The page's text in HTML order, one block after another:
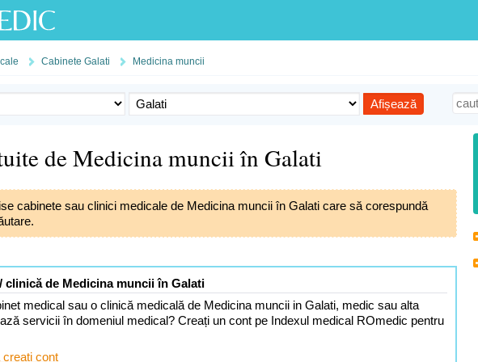
Cabinete Galati Medicina muncii
de Medicina muncii în Galati
cabinete sau clinici medicale de Medicina muncii în Galati care să corespundă
clinică de Medicina muncii în Galati
medical sau o clinică medicală de Medicina muncii in Galati, medic sau alta
servicii în domeniul medical? Creați un cont pe Indexul medical ROmedic pentru
cont